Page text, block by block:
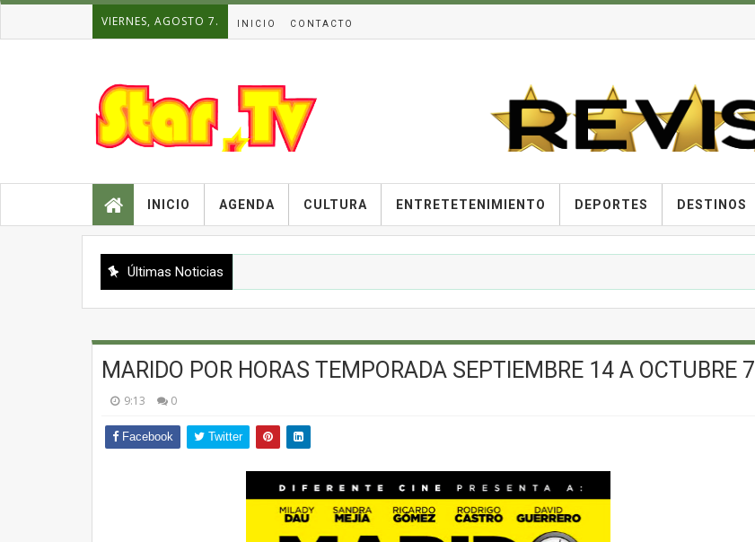
VIERNES, AGOSTO 7. INICIO CONTACTO
INICIO AGENDA CULTURA ENTRETETENIMIENTO DEPORTES DESTINOS
Últimas Noticias
MARIDO POR HORAS TEMPORADA SEPTIEMBRE 14 A OCTUBRE 7
9:13 0
Facebook Twitter